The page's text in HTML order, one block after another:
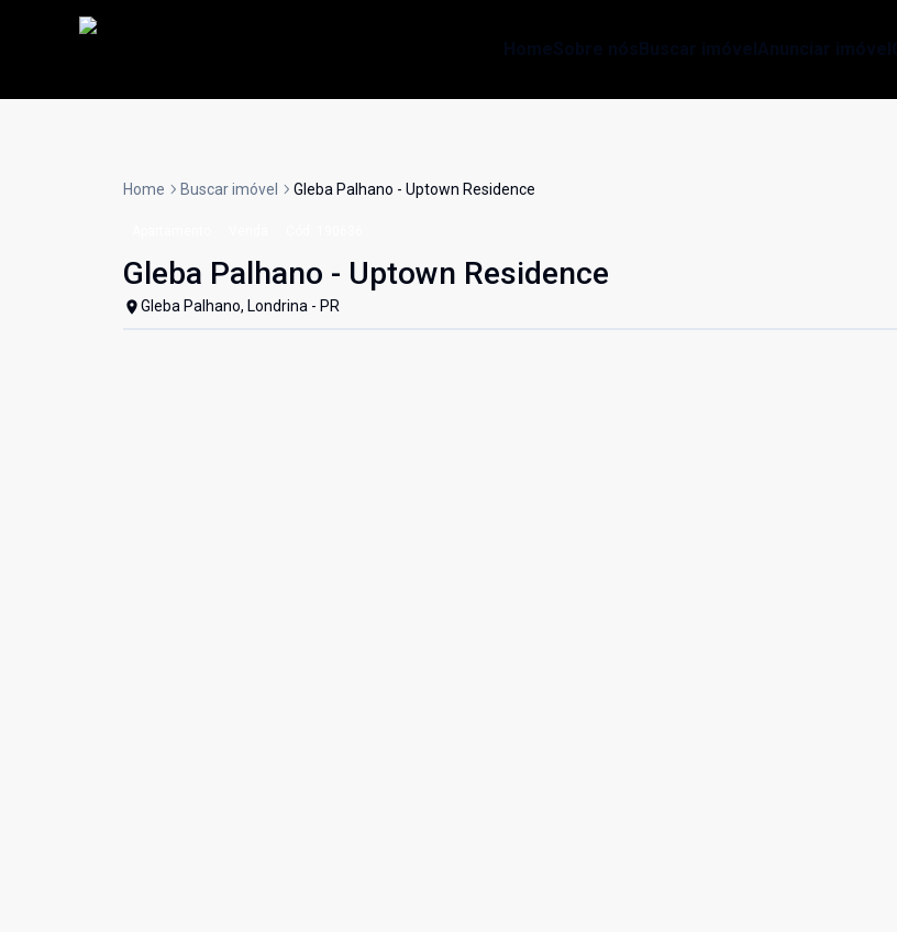
Home Buscar imóvel Gleba Palhano - Uptown Residence
Gleba Palhano - Uptown Residence
Gleba Palhano, Londrina - PR